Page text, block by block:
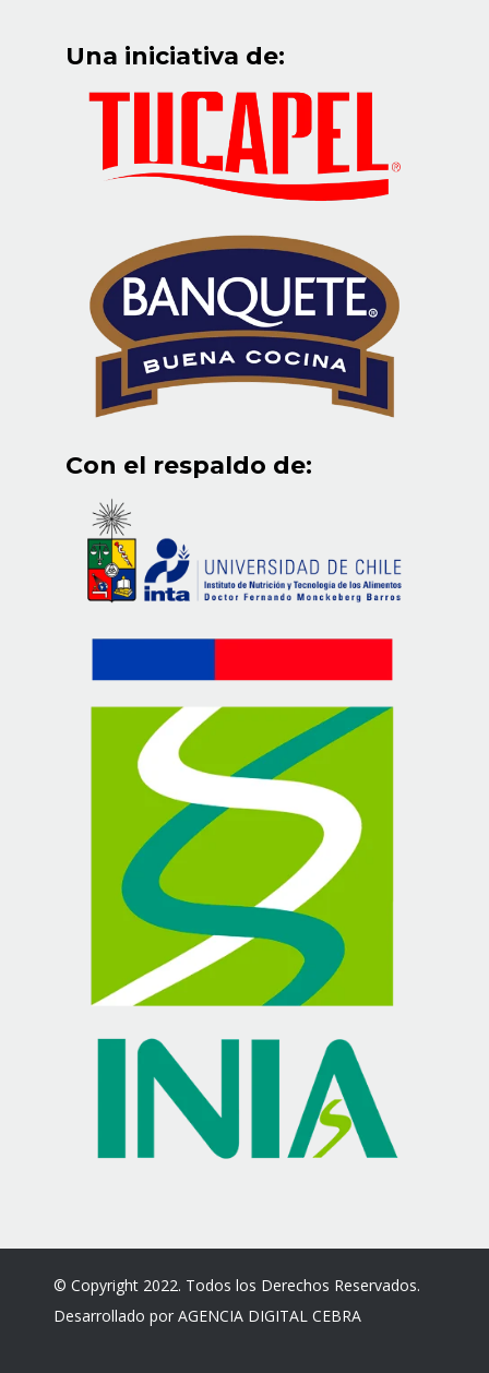
Una iniciativa de:
Con el respaldo de:
© Copyright 2022. Todos los Derechos Reservados.
Desarrollado porAGENCIA DIGITAL CEBRA